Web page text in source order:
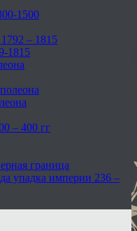
1500
– 1815
1815
– 400 гг
граница
упадка империи 236 –